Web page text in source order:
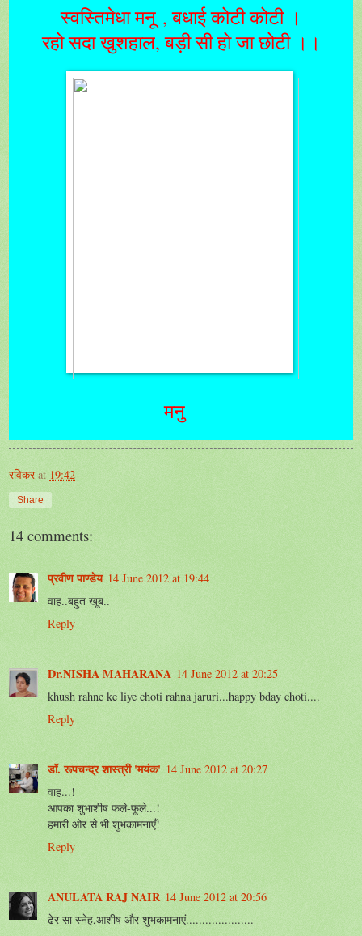
स्वस्तिमेधा मनू , बधाई कोटी कोटी ।
रहो सदा खुशहाल, बड़ी सी हो जा छोटी ।।
मनु
रविकरat 19:42
Share
14 comments:
प्रवीण पाण्डेय 14 June 2012 at 19:44
वाह..बहुत खूब..
Reply
Dr.NISHA MAHARANA 14 June 2012 at 20:25
khush rahne ke liye choti rahna jaruri...happy bday choti....
Reply
डॉ. रूपचन्द्र शास्त्री 'मयंक' 14 June 2012 at 20:27
वाह...!
आपका शुभाशीष फले-फूले...!
हमारी ओर से भी शुभकामनाएँ!
Reply
ANULATA RAJ NAIR 14 June 2012 at 20:56
ढेर सा स्नेह,आशीष और शुभकामनाएं.....................